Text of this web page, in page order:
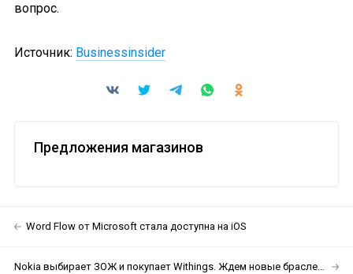
вопрос.
Источник: Businessinsider
Предложения магазинов
Word Flow от Microsoft стала доступна на iOS
Nokia выбирает ЗОЖ и покупает Withings. Ждем новые браслеты, часы и прочие полезные штуки